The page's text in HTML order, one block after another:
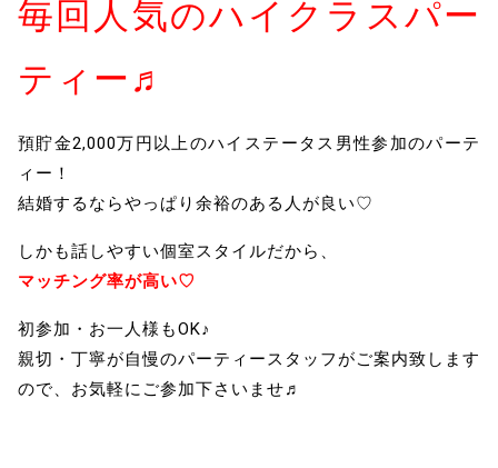
毎回人気のハイクラスパー
ティー♬
預貯金2,000万円以上のハイステータス男性参加のパーテ
ィー！
結婚するならやっぱり余裕のある人が良い♡
しかも話しやすい個室スタイルだから、
マッチング率が高い♡
初参加・お一人様もOK♪
親切・丁寧が自慢のパーティースタッフがご案内致します
ので、お気軽にご参加下さいませ♬